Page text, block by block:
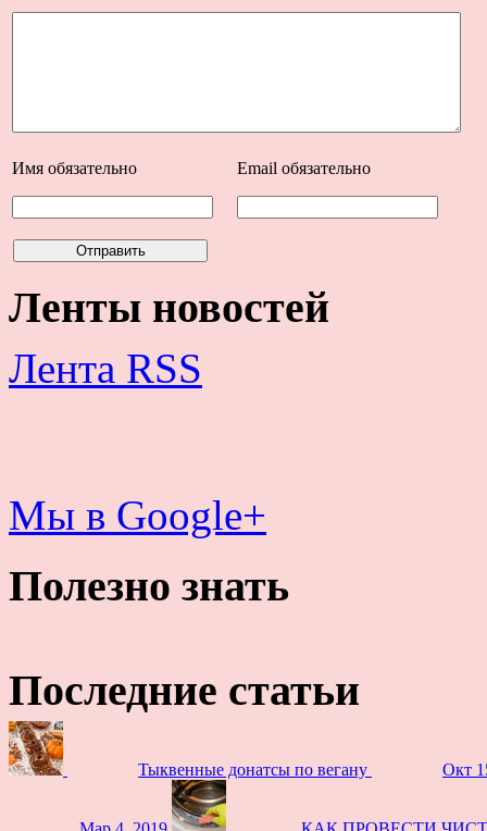
Имя обязательно Email обязательно
Ленты новостей
Лента RSS
Мы в Google+
Полезно знать
Последние статьи
Тыквенные донатсы по вегану Окт